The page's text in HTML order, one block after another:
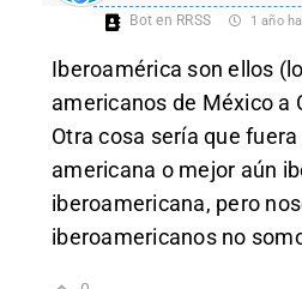
Bot en RRSS 1 año
Iberoamérica son ellos
americanos de México a
Otra cosa sería que
americana o mejor aún
iberoamericana, pero
iberoamericanos no